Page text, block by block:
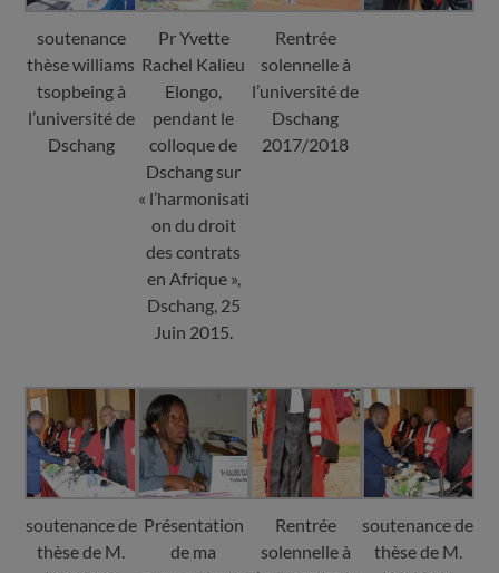
soutenance
thèse williams
tsopbeing à
l’université de
Dschang
Pr Yvette
Rachel Kalieu
Elongo,
pendant le
colloque de
Dschang sur
« l’harmonisati
on du droit
des contrats
en Afrique »,
Dschang, 25
Juin 2015.
Rentrée
solennelle à
l’université de
Dschang
2017/2018
soutenance de
thèse de M.
Présentation
de ma
Rentrée
solennelle à
soutenance de
thèse de M.